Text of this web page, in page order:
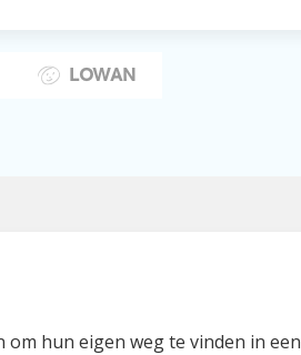
LOWAN
hun eigen weg te vinden in